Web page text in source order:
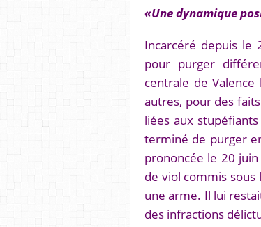
«Une dynamique
Incarcéré depuis le
pour purger
centrale de
autres, pour des
liées aux
terminé de purger
prononcée le 20
de viol commis
une arme. Il lui
des infractions